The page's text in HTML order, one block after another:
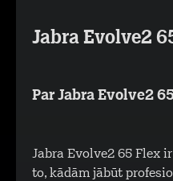
Jabra Evolve2
Par Jabra Evolve2
Jabra Evolve2 65 Flex
to, kādām jābūt